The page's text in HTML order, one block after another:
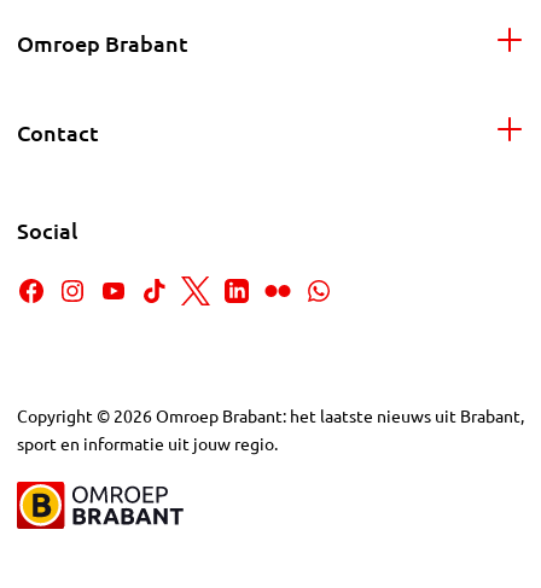
Omroep Brabant
Contact
Social
Copyright © 2026Omroep Brabant: het laatste nieuws uit Brabant,
sport en informatie uit jouw regio.